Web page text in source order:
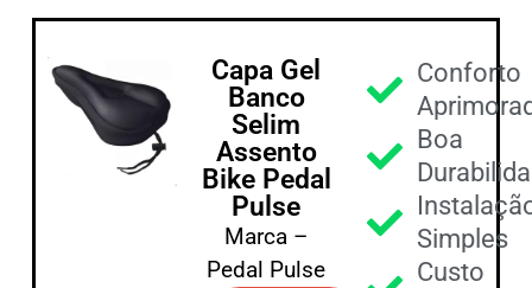
Capa Gel
Banco
Selim
Assento
Bike Pedal
Pulse
Marca –
Pedal Pulse
Conforto
Boa
Simples
Custo